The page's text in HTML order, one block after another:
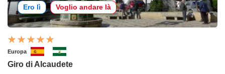
Ero lì Voglio andare là
Europa
Giro di Alcaudete